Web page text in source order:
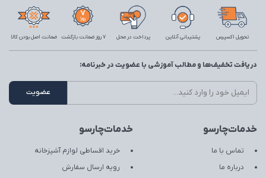
تحویل اکسپرس پشتیبانی آنلاین پرداخت در محل 7 روز ضمانت بازگشت ضمانت اصل بودن کالا
خدمات‌چارسو
تماس با ما
درباره ما
خدمات‌چارسو
خرید اقساطی لوازم آشپزخانه
رویه ارسال سفارش
دریافت تخفیف‌ها و مطالب آموزشی با عضویت در خبرنامه: